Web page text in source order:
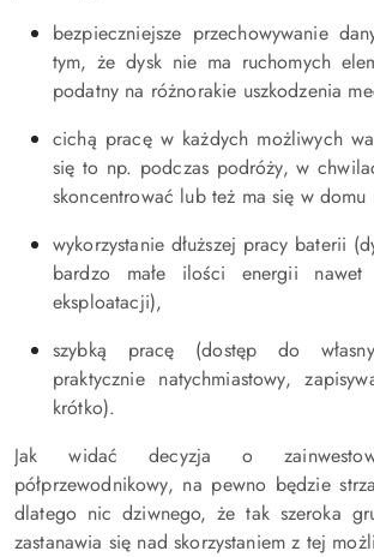
bezpieczniejsze przechowywanie
tym, że dysk nie ma ruchomych
podatny na różnorakie uszkodzenia
cichą pracę w każdych możliwych
się to np. podczas podróży, w
skoncentrować lub też ma się w domu
wykorzystanie dłuższej pracy baterii
bardzo małe ilości energii nawet
eksploatacji),
szybką pracę (dostęp do
praktycznie natychmiastowy,
krótko).
Jak widać decyzja o
półprzewodnikowy, na pewno będzie
dlatego nic dziwnego, że tak szeroka
zastanawia się nad skorzystaniem z tej